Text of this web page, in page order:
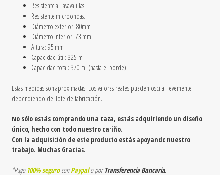
Resistente al lavavajillas.
Resistente microondas.
Diámetro exterior: 80mm
Diámetro interior: 73 mm
Altura: 95 mm
Capacidad útil: 325 ml
Capacidad total: 370 ml (hasta el borde)
Estas medidas son aproximadas. Los valores reales pueden oscilar levemente
dependiendo del lote de fabricación.
No sólo estás comprando una taza, estás adquiriendo un diseño
único, hecho con todo nuestro cariño.
Con la adquisición de este producto estás apoyando nuestro
trabajo. Muchas Gracias.
*Pago 100% seguroconPaypalo porTransferencia Bancaria.